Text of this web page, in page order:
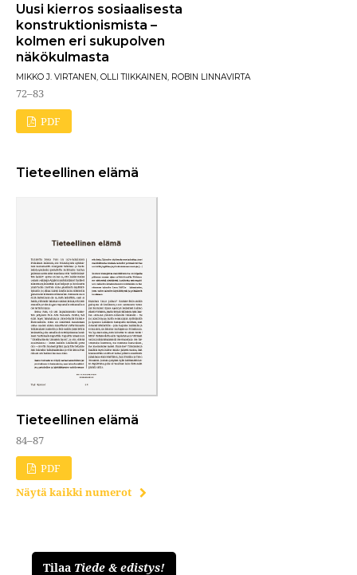
Uusi kierros sosiaalisesta
konstruktionismista –
kolmen eri sukupolven
näkökulmasta
MIKKO J. VIRTANEN, OLLI TIIKKAINEN, ROBIN LINNAVIRTA
72–83
PDF
Tieteellinen elämä
Tieteellinen elämä
84–87
PDF
Näytä kaikki numerot
Tilaa Tiede & edistys!